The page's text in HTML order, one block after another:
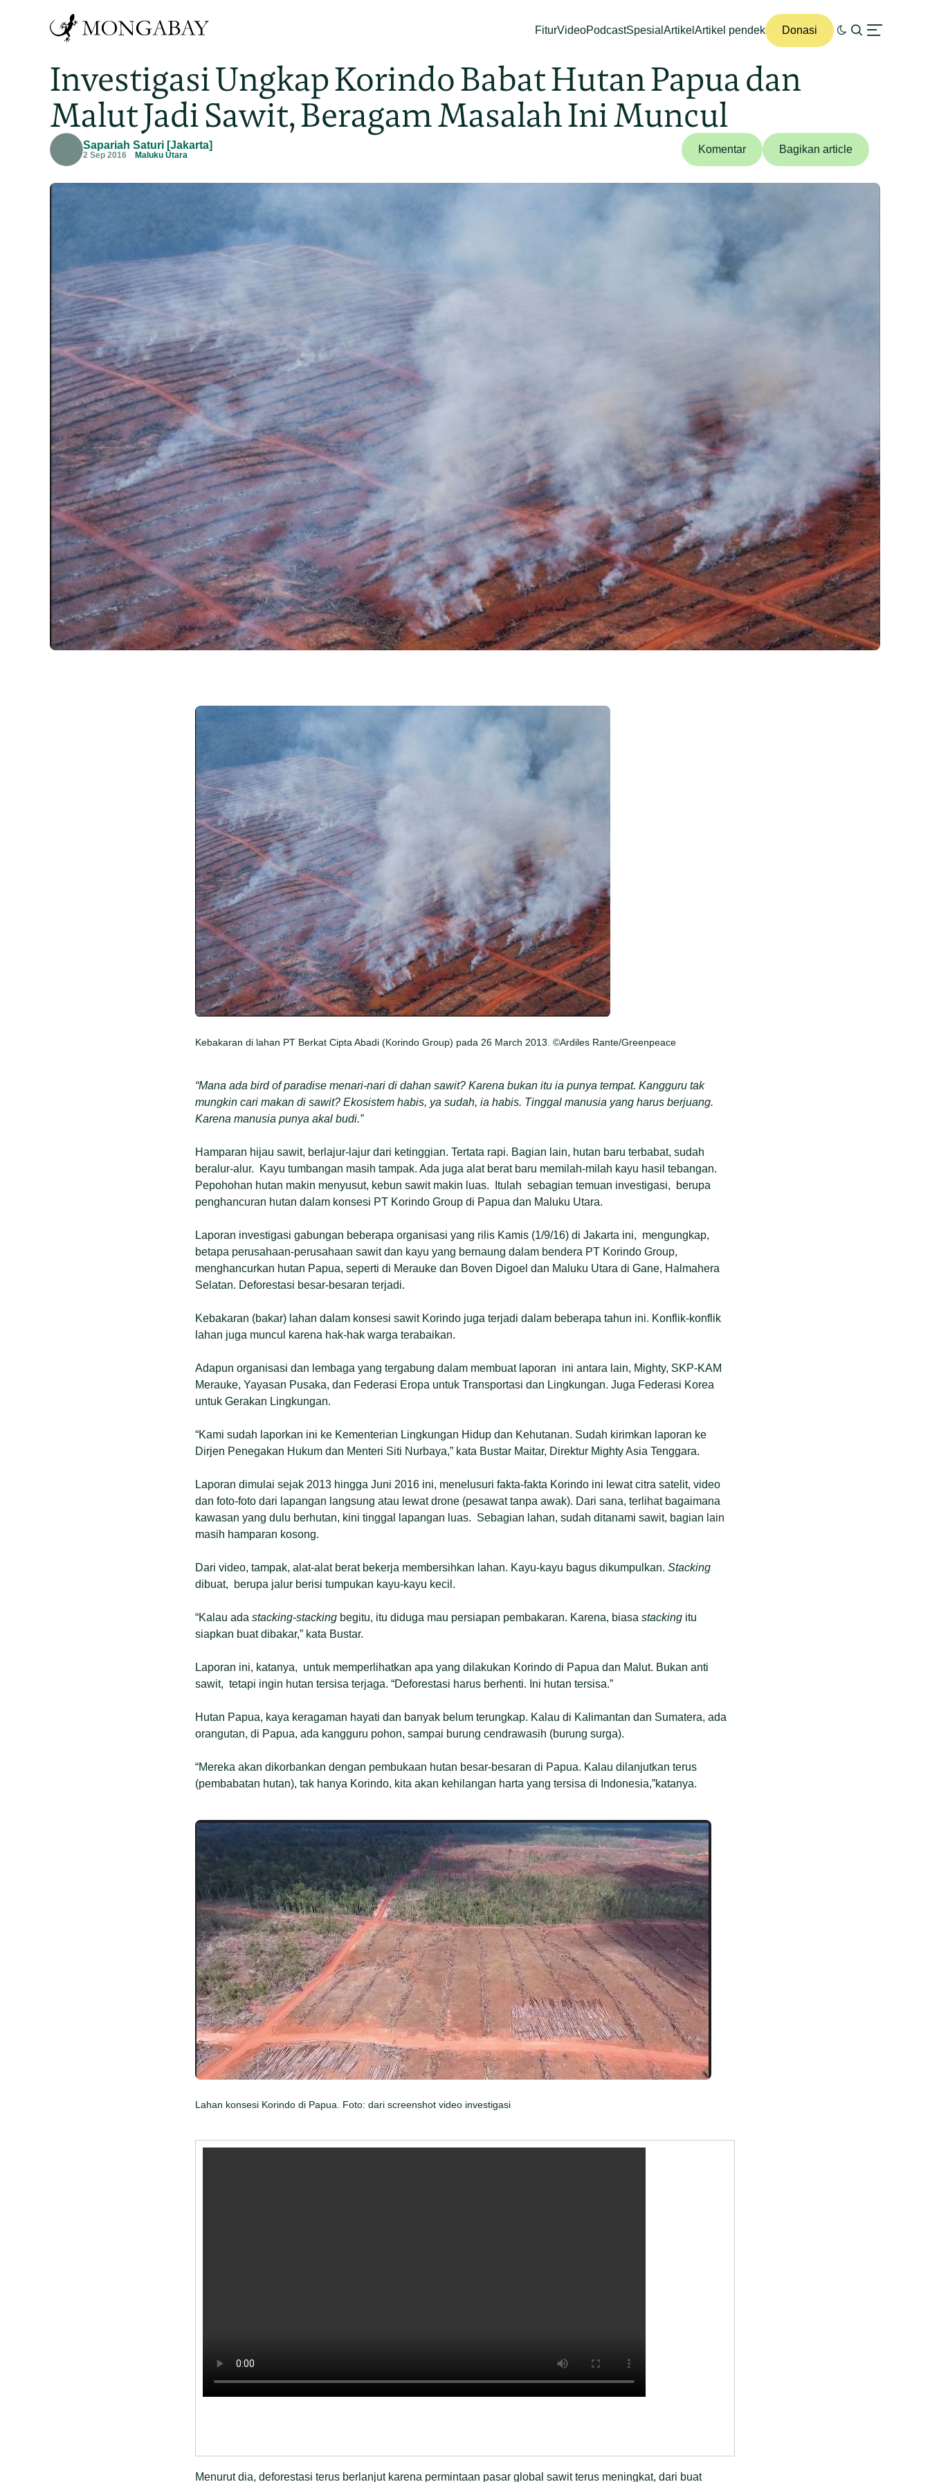
FiturVideoPodcastSpesial Artikel Artikel pendek Donasi
Investigasi Ungkap Korindo Babat Hutan Papua dan
Malut Jadi Sawit, Beragam Masalah Ini Muncul
Sapariah Saturi [Jakarta]
2 Sep 2016 Maluku Utara Komentar Bagikan article
Kebakaran di lahan PT Berkat Cipta Abadi (Korindo Group) pada 26 March 2013. ©Ardiles Rante/Greenpeace
“Mana ada bird of paradise menari-nari di dahan sawit? Karena bukan itu ia punya tempat. Kangguru tak
mungkin cari makan di sawit? Ekosistem habis, ya sudah, ia habis. Tinggal manusia yang harus berjuang.
Karena manusia punya akal budi.”
Hamparan hijau sawit, berlajur-lajur dari ketinggian. Tertata rapi. Bagian lain, hutan baru terbabat, sudah
beralur-alur. Kayu tumbangan masih tampak. Ada juga alat berat baru memilah-milah kayu hasil tebangan.
Pepohohan hutan makin menyusut, kebun sawit makin luas. Itulah sebagian temuan investigasi, berupa
penghancuran hutan dalam konsesi PT Korindo Group di Papua dan Maluku Utara.
Laporan investigasi gabungan beberapa organisasi yang rilis Kamis (1/9/16) di Jakarta ini, mengungkap,
betapa perusahaan-perusahaan sawit dan kayu yang bernaung dalam bendera PT Korindo Group,
menghancurkan hutan Papua, seperti di Merauke dan Boven Digoel dan Maluku Utara di Gane, Halmahera
Selatan. Deforestasi besar-besaran terjadi.
Kebakaran (bakar) lahan dalam konsesi sawit Korindo juga terjadi dalam beberapa tahun ini. Konflik-konflik
lahan juga muncul karena hak-hak warga terabaikan.
Adapun organisasi dan lembaga yang tergabung dalam membuat laporan ini antara lain, Mighty, SKP-KAM
Merauke, Yayasan Pusaka, dan Federasi Eropa untuk Transportasi dan Lingkungan. Juga Federasi Korea
untuk Gerakan Lingkungan.
“Kami sudah laporkan ini ke Kementerian Lingkungan Hidup dan Kehutanan. Sudah kirimkan laporan ke
Dirjen Penegakan Hukum dan Menteri Siti Nurbaya,” kata Bustar Maitar, Direktur Mighty Asia Tenggara.
Laporan dimulai sejak 2013 hingga Juni 2016 ini, menelusuri fakta-fakta Korindo ini lewat citra satelit, video
dan foto-foto dari lapangan langsung atau lewat drone (pesawat tanpa awak). Dari sana, terlihat bagaimana
kawasan yang dulu berhutan, kini tinggal lapangan luas. Sebagian lahan, sudah ditanami sawit, bagian lain
masih hamparan kosong.
Dari video, tampak, alat-alat berat bekerja membersihkan lahan. Kayu-kayu bagus dikumpulkan. Stacking
dibuat, berupa jalur berisi tumpukan kayu-kayu kecil.
“Kalau ada stacking-stacking begitu, itu diduga mau persiapan pembakaran. Karena, biasa stacking itu
siapkan buat dibakar,” kata Bustar.
Laporan ini, katanya, untuk memperlihatkan apa yang dilakukan Korindo di Papua dan Malut. Bukan anti
sawit, tetapi ingin hutan tersisa terjaga. “Deforestasi harus berhenti. Ini hutan tersisa.”
Hutan Papua, kaya keragaman hayati dan banyak belum terungkap. Kalau di Kalimantan dan Sumatera, ada
orangutan, di Papua, ada kangguru pohon, sampai burung cendrawasih (burung surga).
“Mereka akan dikorbankan dengan pembukaan hutan besar-besaran di Papua. Kalau dilanjutkan terus
(pembabatan hutan), tak hanya Korindo, kita akan kehilangan harta yang tersisa di Indonesia,”katanya.
Lahan konsesi Korindo di Papua. Foto: dari screenshot video investigasi
Menurut dia, deforestasi terus berlanjut karena permintaan pasar global sawit terus meningkat, dari buat